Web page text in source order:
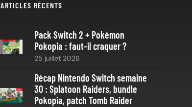
ARTICLES RÉCENTS
Pack Switch 2 + Pokémon
Pokopia : faut-il craquer ?
25 juillet 2026
Récap Nintendo Switch semaine
30 : Splatoon Raiders, bundle
Pokopia, patch Tomb Raider